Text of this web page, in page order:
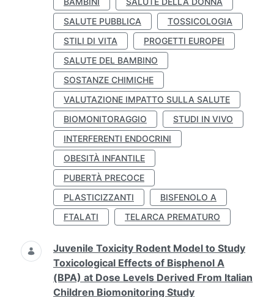
SALUTE PUBBLICA
TOSSICOLOGIA
STILI DI VITA
PROGETTI EUROPEI
SALUTE DEL BAMBINO
SOSTANZE CHIMICHE
VALUTAZIONE IMPATTO SULLA SALUTE
BIOMONITORAGGIO
STUDI IN VIVO
INTERFERENTI ENDOCRINI
OBESITÀ INFANTILE
PUBERTÀ PRECOCE
PLASTICIZZANTI
BISFENOLO A
FTALATI
TELARCA PREMATURO
Juvenile Toxicity Rodent Model to Study
Toxicological Effects of Bisphenol A
(BPA) at Dose Levels Derived From Italian
Children Biomonitoring Study